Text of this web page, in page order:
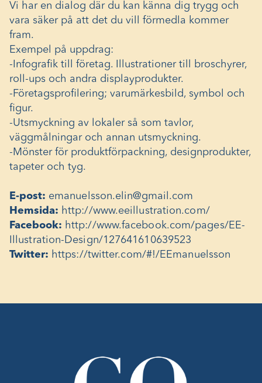
Vi har en dialog där du kan känna dig trygg och
vara säker på att det du vill förmedla kommer
fram.
Exempel på uppdrag:
-Infografik till företag. Illustrationer till broschyrer,
roll-ups och andra displayprodukter.
-Företagsprofilering; varumärkesbild, symbol och
figur.
-Utsmyckning av lokaler så som tavlor,
väggmålningar och annan utsmyckning.
-Mönster för produktförpackning, designprodukter,
tapeter och tyg.
E-post: emanuelsson.elin@gmail.com
Hemsida: http://www.eeillustration.com/
Facebook: http://www.facebook.com/pages/EE-
Illustration-Design/127641610639523
Twitter: https://twitter.com/#!/EEmanuelsson